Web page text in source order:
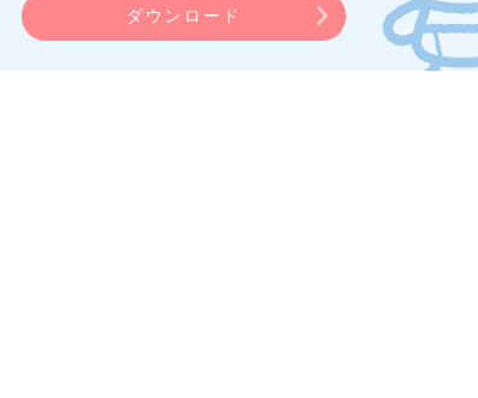
ダウンロード